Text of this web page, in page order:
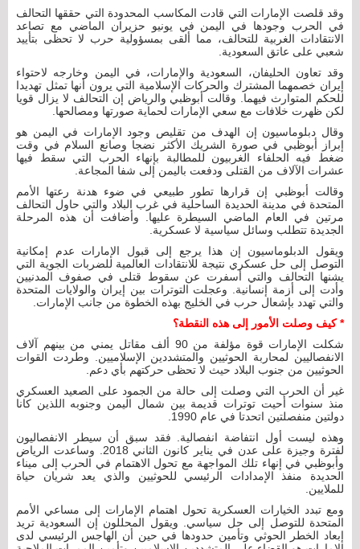
وقد قلصت الإمارات التي قادت المكاسب المحدودة التي حققها التحالف
في الحرب وجودها في اليمن في يونيو حزيران الماضي مع تصاعد
الانتقادات الغربية للتحالف، مما ألقى بمسؤولية حرب لا تحظى بتأييد
شعبي على عاتق السعودية.
وقد تعاون الحليفان، السعودية والإمارات، في اليمن وخارجه لاحتواء
إيران خصمهما المشترك والحركات الإسلامية التي يرون أنها تمثل تهديدا
للحكم المتوارث فيهما. وقالت أبوظبي والرياض إن التحالف لا يزال قويا
لكن ظهرت خلافات مع سعي الإمارات لحماية صورتها ومصالحها.
وقال دبلوماسيون إن الهدف من تقليص وجود الإمارات في اليمن هو
إبراز أبوظبي في صورة الشريك الأكثر نضجا وصانع السلام في وقت
ضغط فيه الحلفاء الغربيون للمطالبة بإنهاء الحرب التي سقط فيها
عشرات الآلاف من القتلى ودفعت باليمن إلى شفا المجاعة.
وقالت أبوظبي إن قرارها تطور طبيعي في ضوء هدنة رعتها الأمم
المتحدة في مدينة الحديدة الساحلية في غرب البلاد والتي حاول التحالف
مرتين في العام الماضي السيطرة عليها. وأضافت أن هذه المرحلة
الجديدة تتطلب وسائل سياسية لا عسكرية.
ويقول الدبلوماسيون إن هذا يرجع إلى قبول الإمارات عدم إمكانية
التوصل إلى حل عسكري نتيجة للانتقادات العالمية للضربات الجوية التي
يشنها التحالف والتي أسفرت عن سقوط قتلى في صفوف المدنيين
وأدت إلى أزمة إنسانية. وعجلت التوترات بين إيران والولايات المتحدة
والتي تهدد بإشعال حرب في الخليج بهذه الخطوة من جانب الإمارات.
* كيف وصلت الأمور إلى هذه النقطة؟
شكلت الإمارات قوة مؤلفة من 90 ألف مقاتل يمني من بينهم آلاف
الانفصاليين لمحاربة الحوثيين والمتشددين الإسلاميين. وطردت القوات
الحوثيين من جنوب البلاد حيث لا تحظى حركتهم بأي دعم.
غير أن الحرب التي وصلت إلى حالة من الجمود على الصعيد العسكري
منذ سنوات أحيت توترات قديمة بين شمال اليمن وجنوبه اللذين كانا
دولتين منفصلتين اتحدتا في عام 1990.
وهذه ليست أول انتفاضة انفصالية. فقد سبق أن سيطر الانفصاليون
لفترة وجيزة على عدن في يناير كانون الثاني 2018. وساعدت الرياض
وأبوظبي في إنهاء تلك المواجهة مع تحول الاهتمام في الحرب إلى ميناء
الحديدة منفذ الإمدادات الرئيسي للحوثيين والذي يعد شريان حياة
للملايين.
ومع تبدد الخيارات العسكرية تحول اهتمام الإمارات إلى مساعي الأمم
المتحدة للتوصل إلى حل سياسي. ويقول المحللون إن السعودية تريد
إبعاد الخطر الحوثي وتأمين حدودها في حين أن الهاجس الرئيسي لدى